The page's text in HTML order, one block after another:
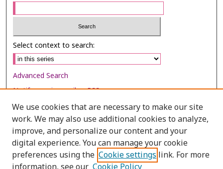
Select context to search:
Advanced Search
Notify me via email orRSS
Browse
Collections
Disciplines
Authors
We use cookies that are necessary to make our site
work. We may also use additional cookies to analyze,
improve, and personalize our content and your
digital experience. You can manage your cookie
preferences using the Cookie settings link. For more